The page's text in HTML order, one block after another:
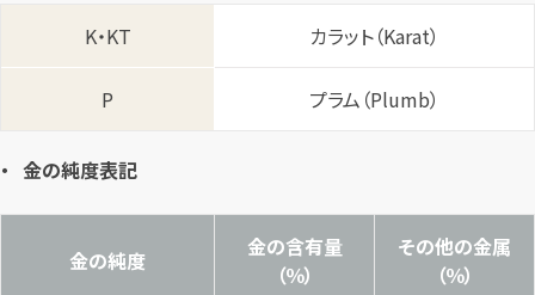
K・KT カラット（Karat）
P プラム（Plumb）
金の純度表記
金の純度
金の含有量
（％）
その他の金属
（％）